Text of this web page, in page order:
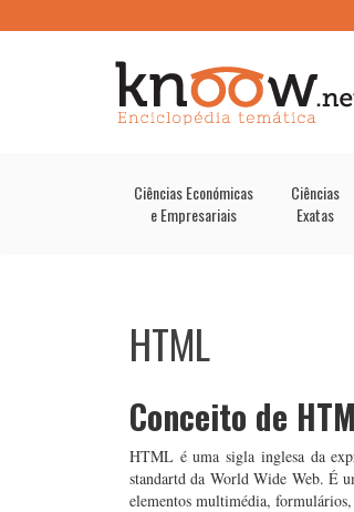
Ciências Económicas
e Empresariais
Ciências
Exatas
HTML
Conceito de
HTML é uma sigla inglesa da
standartd da World Wide Web. É
elementos multimédia,